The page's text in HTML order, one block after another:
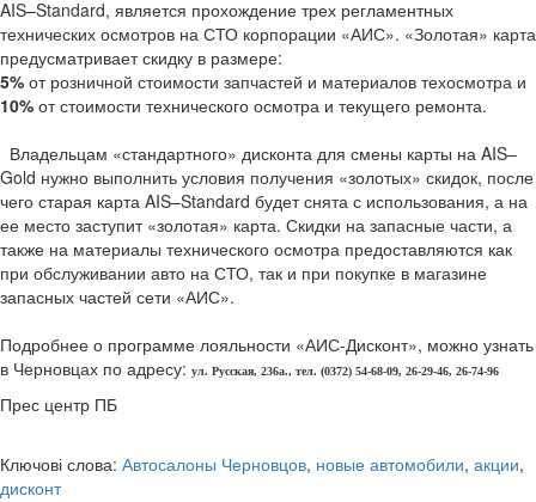
AIS–Standard, является прохождение трех регламентных
технических осмотров на СТО корпорации «АИС». «Золотая» карта
предусматривает скидку в размере:
5% от розничной стоимости запчастей и материалов техосмотра и
10% от стоимости технического осмотра и текущего ремонта.
Владельцам «стандартного» дисконта для смены карты на AIS–
Gold нужно выполнить условия получения «золотых» скидок, после
чего старая карта AIS–Standard будет снята с использования, а на
ее место заступит «золотая» карта. Скидки на запасные части, а
также на материалы технического осмотра предоставляются как
при обслуживании авто на СТО, так и при покупке в магазине
запасных частей сети «АИС».
Подробнее о программе лояльности «АИС-Дисконт», можно узнать
в Черновцах по адресу: ул. Русская, 236а., тел. (0372) 54-68-09, 26-29-46, 26-74-96
Прес центр ПБ
Ключові слова: Автосалоны Черновцов, новые автомобили, акции,
дисконт